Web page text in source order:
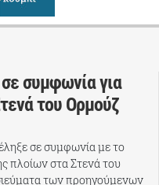
συμφωνία για
του Ορμούζ
σε συμφωνία με το
πλοίων στα Στενά του
των προηγούμενων